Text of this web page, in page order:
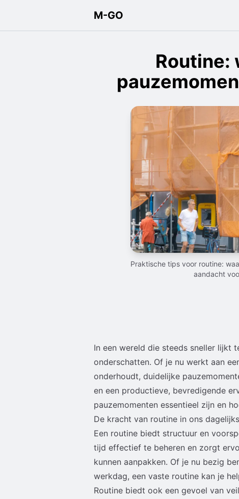
M-GO
Routine:
Praktische tips voor routine:
aandacht
In een wereld die steeds sneller lijkt
onderschatten. Of je nu werkt aan
onderhoudt, duidelijke
en een productieve, bevredigende
pauzemomenten essentieel zijn en
De kracht van routine in ons
Een routine biedt structuur en
tijd effectief te beheren en zorgt
kunnen aanpakken. Of je nu bezig
werkdag, een vaste routine kan je
Routine biedt ook een gevoel van